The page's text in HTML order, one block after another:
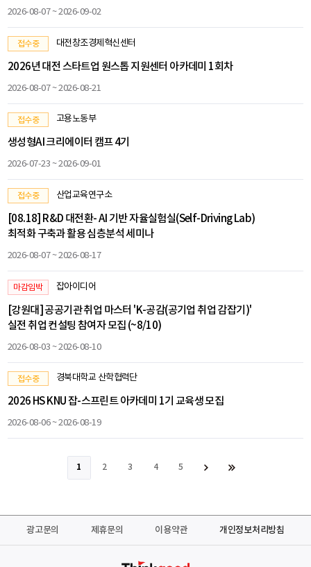
2026-08-07 ~ 2026-09-02
접수중 대전창조경제혁신센터
2026년 대전 스타트업 원스톱 지원센터 아카데미 1회차
2026-08-07 ~ 2026-08-21
접수중 고용노동부
생성형AI 크리에이터 캠프 4기
2026-07-23 ~ 2026-09-01
접수중 산업교육연구소
[08.18] R&D 대전환- AI 기반 자율실험실(Self-Driving Lab)
최적화 구축과 활용 심층분석 세미나
2026-08-07 ~ 2026-08-17
마감임박 잡아이디어
[강원대] 공공기관 취업 마스터 'K-공감(공기업 취업 감잡기)'
실전 취업 컨설팅 참여자 모집 (~8/10)
2026-08-03 ~ 2026-08-10
접수중 경북대학교 산학협력단
2026 HS KNU 잡-스프린트 아카데미 1기 교육생 모집
2026-08-06 ~ 2026-08-19
1 2 3 4 5
광고문의 제휴문의 이용약관 개인정보처리방침